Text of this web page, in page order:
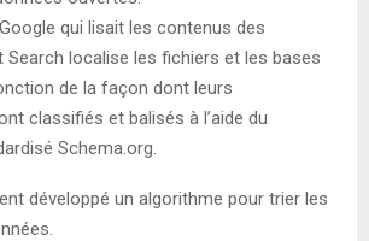
qui lisait les contenus des
Search localise les fichiers et les bases
de la façon dont leurs
classifiés et balisés à l’aide du
Schema.org.
développé un algorithme pour trier les